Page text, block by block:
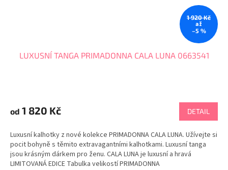
1 920 Kč
až
–5 %
LUXUSNÍ TANGA PRIMADONNA CALA LUNA 0663541
od 1 820 Kč DETAIL
Luxusní kalhotky z nové kolekce PRIMADONNA CALA LUNA. Užívejte si
pocit bohyně s těmito extravagantními kalhotkami. Luxusní tanga
jsou krásným dárkem pro ženu. CALA LUNA je luxusní a hravá
LIMITOVANÁ EDICE Tabulka velikostí PRIMADONNA